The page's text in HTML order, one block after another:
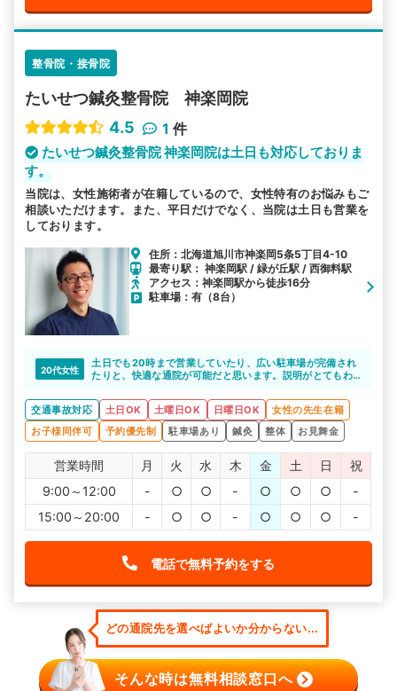
整骨院・接骨院
たいせつ鍼灸整骨院 神楽岡院
4.5
1 件
たいせつ鍼灸整骨院 神楽岡院は土日も対応しておりま
す。
当院は、女性施術者が在籍しているので、女性特有のお悩みもご
相談いただけます。また、平日だけでなく、当院は土日も営業を
しております。
住所：北海道旭川市神楽岡5条5丁目4-10
最寄り駅： 神楽岡駅 / 緑が丘駅 / 西御料駅
アクセス：神楽岡駅から徒歩16分
駐車場：有（8台）
20代女性
土日でも20時まで営業していたり、広い駐車場が完備され
たりと、快適な通院が可能だと思います。説明がとてもわ
交通事故対応
土日OK 土曜日OK 日曜日OK
女性の先生在籍
お子様同伴可
予約優先制 駐車場あり 鍼灸 整体 お見舞金
営業時間 月 火 水 木 金 土 日
祝
9:00～12:00
- ○ ○ - ○ ○ ○
-
15:00～20:00
- ○ ○ - ○ ○ ○ -
電話で無料予約をする
どの通院先を選べばよいか分からない...
そんな時は無料相談窓口へ